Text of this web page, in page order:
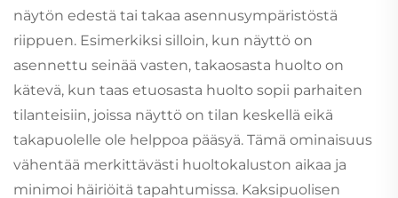
näytön edestä tai takaa asennusympäristöstä
riippuen. Esimerkiksi silloin, kun näyttö on
asennettu seinää vasten, takaosasta huolto on
kätevä, kun taas etuosasta huolto sopii parhaiten
tilanteisiin, joissa näyttö on tilan keskellä eikä
takapuolelle ole helppoa pääsyä. Tämä ominaisuus
vähentää merkittävästi huoltokaluston aikaa ja
minimoi häiriöitä tapahtumissa. Kaksipuolisen